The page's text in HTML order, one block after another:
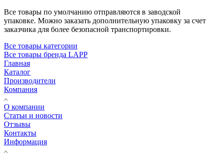
Все товары по умолчанию отправляются в заводской
упаковке. Можно заказать дополнительную упаковку за счет
заказчика для более безопасной транспортировки.
Все товары категории
Все товары бренда LAPP
Главная
Каталог
Производители
Компания
О компании
Статьи и новости
Отзывы
Контакты
Информация